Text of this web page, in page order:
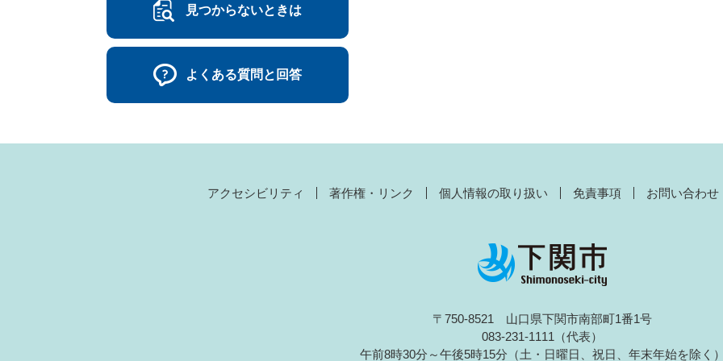
見つからないときは
よくある質問と回答
アクセシビリティ 著作権・リンク 個人情報の取り扱い 免責事項 お問い合わせ
〒750-8521 山口県下関市南部町1番1号
083-231-1111（代表）
午前8時30分～午後5時15分（土・日曜日、祝日、年末年始を除く